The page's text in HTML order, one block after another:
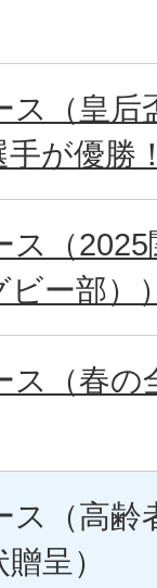
ス（皇后
が優勝
ス（
ビー部）
ス（春の
ス（高齢
呈）